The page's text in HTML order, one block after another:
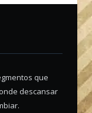
que
descansar